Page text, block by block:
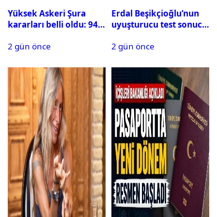
Yüksek Askeri Şura
kararları belli oldu: 94
2 gün önce
Erdal Beşikçioğlu’nun
uyuşturucu test sonucu
2 gün önce